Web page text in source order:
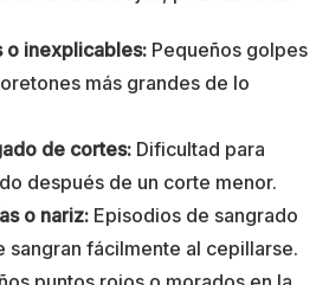
o inexplicables:Pequeños golpes
más grandes de lo
de cortes:Dificultad para
después de un corte menor.
o nariz:Episodios de sangrado
sangran fácilmente al cepillarse.